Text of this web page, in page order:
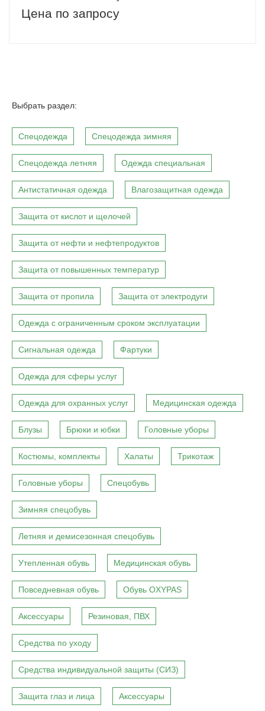
Цена по запросу
Выбрать раздел:
Спецодежда Спецодежда зимняя
Спецодежда летняя Одежда специальная
Антистатичная одежда Влагозащитная одежда
Защита от кислот и щелочей
Защита от нефти и нефтепродуктов
Защита от повышенных температур
Защита от пропила Защита от электродуги
Одежда с ограниченным сроком эксплуатации
Сигнальная одежда Фартуки
Одежда для сферы услуг
Одежда для охранных услуг Медицинская одежда
Блузы Брюки и юбки Головные уборы
Костюмы, комплекты Халаты Трикотаж
Головные уборы Спецобувь
Зимняя спецобувь
Летняя и демисезонная спецобувь
Утепленная обувь Медицинская обувь
Повседневная обувь Обувь OXYPAS
Аксессуары Резиновая, ПВХ
Средства по уходу
Средства индивидуальной защиты (СИЗ)
Защита глаз и лица Аксессуары